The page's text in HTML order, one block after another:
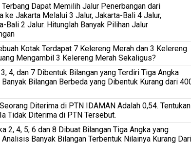
Dapat Memilih Jalur Penerbangan dari
ke Jakarta Melalui 3 Jalur, Jakarta-Bali 4 Jalur,
Bali 2 Jalur. Hitunglah Banyak Pilihan Jalur
Kotak Terdapat 7 Kelereng Merah dan 3 Kelereng
Mengambil 3 Kelereng Merah Sekaligus?
3, 4, dan 7 Dibentuk Bilangan yang Terdiri Tiga Angka
Banyak Bilangan Berbeda yang Dibentuk Kurang dari
Diterima di PTN IDAMAN Adalah 0,54. Tentukan
Tidak Diterima di PTN Tersebut.
2, 4, 5, 6 dan 8 Dibuat Bilangan Tiga Angka yang
Analisis Banyak Bilangan Terbentuk Nilainya Kurang Dari